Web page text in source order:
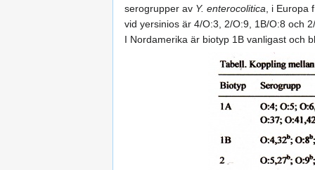
serogrupper av Y. enterocolitica , i
vid yersinios är 4/O:3, 2/O:9, 1B/O:8 och
I Nordamerika är biotyp 1B vanligast och